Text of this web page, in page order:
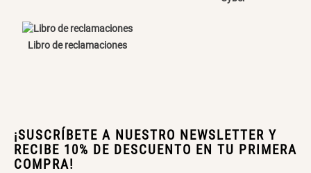
Libro de reclamaciones
¡SUSCRÍBETE A NUESTRO NEWSLETTER Y
RECIBE 10% DE DESCUENTO EN TU PRIMERA
COMPRA!
S/ 144.00
S/ 39.90 S/ 35.90